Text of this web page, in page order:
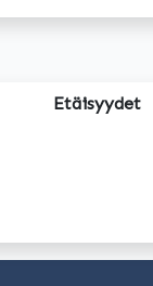
Etäisyydet